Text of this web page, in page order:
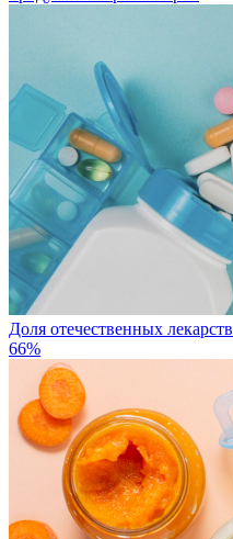
Доля отечественных
66%